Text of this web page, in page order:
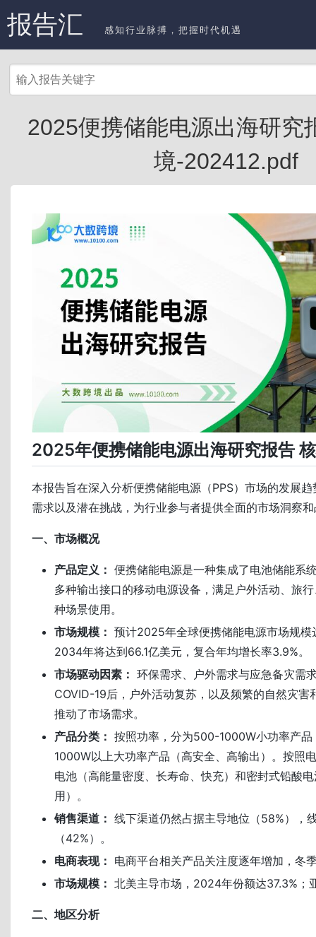
报告汇 感知行业脉搏，把握时代机遇
2025便携储能电源出海研究
境-202412.pdf
2025年便携储能电源出海研究报告
本报告旨在深入分析便携储能电源（PPS）市场的发展
需求以及潜在挑战，为行业参与者提供全面的市场洞察
一、市场概况
产品定义： 便携储能电源是一种集成了电池储能系
多种输出接口的移动电源设备，满足户外活动、旅
种场景使用。
市场规模： 预计2025年全球便携储能电源市场规
2034年将达到66.1亿美元，复合年均增长率3.9%。
市场驱动因素： 环保需求、户外需求与应急备灾需
COVID-19后，户外活动复苏，以及频繁的自然灾害
推动了市场需求。
产品分类： 按照功率，分为500-1000W小功率产品
1000W以上大功率产品（高安全、高输出）。按照
电池（高能量密度、长寿命、快充）和密封式铅酸
用）。
销售渠道： 线下渠道仍然占据主导地位（58%），
（42%）。
电商表现： 电商平台相关产品关注度逐年增加，冬
市场规模： 北美主导市场，2024年份额达37.3%；
二、地区分析